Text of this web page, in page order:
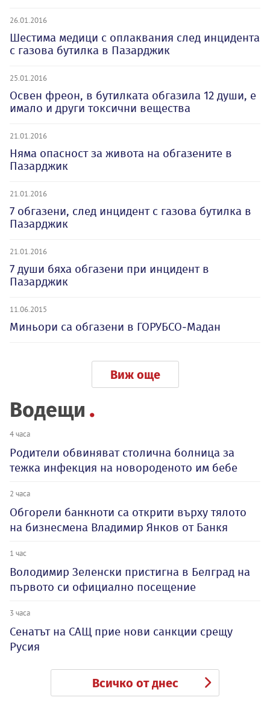
26.01.2016
Шестима медици с оплаквания след инцидента
с газова бутилка в Пазарджик
25.01.2016
Освен фреон, в бутилката обгазила 12 души, е
имало и други токсични вещества
21.01.2016
Няма опасност за живота на обгазените в
Пазарджик
21.01.2016
7 обгазени, след инцидент с газова бутилка в
Пазарджик
21.01.2016
7 души бяха обгазени при инцидент в
Пазарджик
11.06.2015
Миньори са обгазени в ГОРУБСО-Мадан
Виж още
Водещи
4 часа
Родители обвиняват столична болница за
тежка инфекция на новороденото им бебе
2 часа
Обгорели банкноти са открити върху тялото
на бизнесмена Владимир Янков от Банкя
1 час
Володимир Зеленски пристигна в Белград на
първото си официално посещение
3 часа
Сенатът на САЩ прие нови санкции срещу
Русия
Всичко от днес